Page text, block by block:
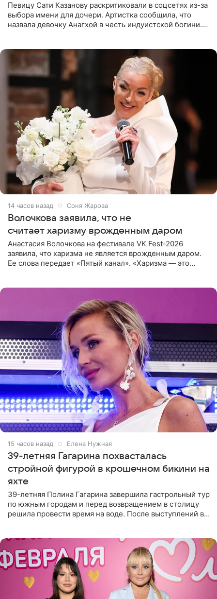
Певицу Сати Казанову раскритиковали в соцсетях из-за
выбора имени для дочери. Артистка сообщила, что
назвала девочку Анагхой в честь индуистской богини.
14 часов назад Соня Жарова
Волочкова заявила, что не
считает харизму врожденным даром
Анастасия Волочкова на фестивале VK Fest-2026
заявила, что харизма не является врожденным даром.
Ее слова передает «Пятый канал». «Харизма — это
15 часов назад Елена Нужная
39-летняя Гагарина похвасталась
стройной фигурой в крошечном бикини на
яхте
39-летняя Полина Гагарина завершила гастрольный тур
по южным городам и перед возвращением в столицу
решила провести время на воде. После выступлений в